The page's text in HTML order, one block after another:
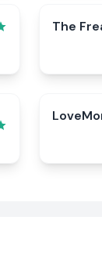
The